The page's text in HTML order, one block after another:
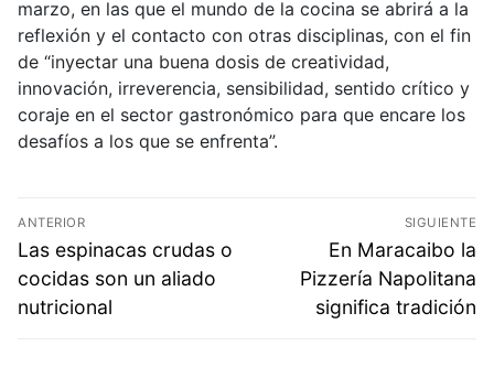
marzo, en las que el mundo de la cocina se abrirá a la
reflexión y el contacto con otras disciplinas, con el fin
de “inyectar una buena dosis de creatividad,
innovación, irreverencia, sensibilidad, sentido crítico y
coraje en el sector gastronómico para que encare los
desafíos a los que se enfrenta”.
ANTERIOR
Las espinacas crudas o
cocidas son un aliado
nutricional
SIGUIENTE
En Maracaibo la
Pizzería Napolitana
significa tradición